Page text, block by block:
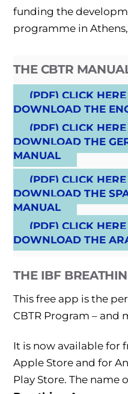
funding the
programme in Athens,
THE CBTR
(PDF) CLICK
DOWNLOAD THE
(PDF) CLICK
DOWNLOAD THE
MANUAL
(PDF) CLICK
DOWNLOAD THE
MANUAL
(PDF) CLICK
DOWNLOAD THE
THE IBF
This free app is the
CBTR Program – and
It is now available for
Apple Store and for
Play Store. The name